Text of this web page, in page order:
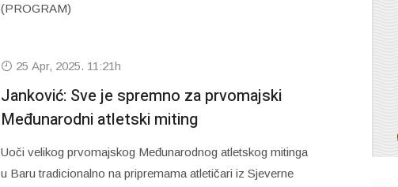
(PROGRAM)
25 Apr, 2025. 11:21h
Janković: Sve je spremno za prvomajski
Međunarodni atletski miting
Uoči velikog prvomajskog Međunarodnog atletskog mitinga
u Baru tradicionalno na pripremama atletičari iz Sjeverne